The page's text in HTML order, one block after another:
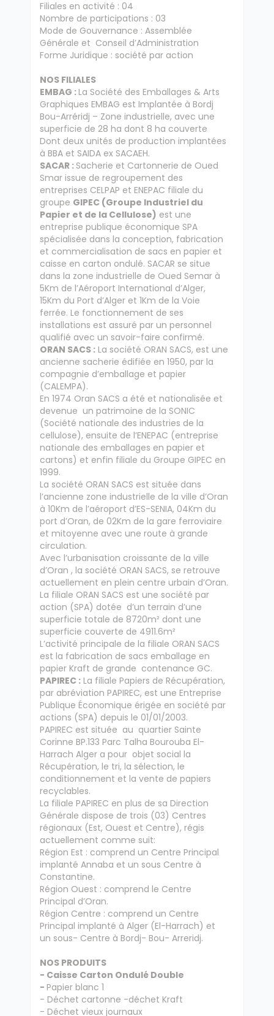
Filiales en activité : 04
Nombre de participations : 03
Mode de Gouvernance : Assemblée
Générale et Conseil d’Administration
Forme Juridique : société par action
NOS FILIALES
EMBAG : La Société des Emballages & Arts
Graphiques EMBAG est Implantée à Bordj
Bou-Arréridj – Zone industrielle, avec une
superficie de 28 ha dont 8 ha couverte
Dont deux unités de production implantées
à BBA et SAIDA ex SACAEH.
SACAR : Sacherie et Cartonnerie de Oued
Smar issue de regroupement des
entreprises CELPAP et ENEPAC filiale du
groupe GIPEC (Groupe Industriel du
Papier et de la Cellulose) est une
entreprise publique économique SPA
spécialisée dans la conception, fabrication
et commercialisation de sacs en papier et
caisse en carton ondulé. SACAR se situe
dans la zone industrielle de Oued Semar à
5Km de l’Aéroport International d’Alger,
15Km du Port d’Alger et 1Km de la Voie
ferrée. Le fonctionnement de ses
installations est assuré par un personnel
qualifié avec un savoir-faire confirmé.
ORAN SACS : La société ORAN SACS, est une
ancienne sacherie édifiée en 1950, par la
compagnie d’emballage et papier
(CALEMPA).
En 1974 Oran SACS a été et nationalisée et
devenue un patrimoine de la SONIC
(Société nationale des industries de la
cellulose), ensuite de l’ENEPAC (entreprise
nationale des emballages en papier et
cartons) et enfin filiale du Groupe GIPEC en
1999.
La société ORAN SACS est située dans
l’ancienne zone industrielle de la ville d’Oran
à 10Km de l’aéroport d’ES-SENIA, 04Km du
port d’Oran, de 02Km de la gare ferroviaire
et mitoyenne avec une route à grande
circulation.
Avec l’urbanisation croissante de la ville
d’Oran , la société ORAN SACS, se retrouve
actuellement en plein centre urbain d’Oran.
La filiale ORAN SACS est une société par
action (SPA) dotée d’un terrain d’une
superficie totale de 8720m² dont une
superficie couverte de 4911.6m²
L’activité principale de la filiale ORAN SACS
est la fabrication de sacs emballage en
papier Kraft de grande contenance GC.
PAPIREC : La filiale Papiers de Récupération,
par abréviation PAPIREC, est une Entreprise
Publique Économique érigée en société par
actions (SPA) depuis le 01/01/2003.
PAPIREC est située au quartier Sainte
Corinne BP.133 Parc Talha Bourouba El-
Harrach Alger a pour objet social la
Récupération, le tri, la sélection, le
conditionnement et la vente de papiers
recyclables.
La filiale PAPIREC en plus de sa Direction
Générale dispose de trois (03) Centres
régionaux (Est, Ouest et Centre), régis
actuellement comme suit:
Région Est : comprend un Centre Principal
implanté Annaba et un sous Centre à
Constantine.
Région Ouest : comprend le Centre
Principal d’Oran.
Région Centre : comprend un Centre
Principal implanté à Alger (El-Harrach) et
un sous- Centre à Bordj- Bou- Arreridj.
NOS PRODUITS
- Caisse Carton Ondulé Double
- Papier blanc 1
- Déchet cartonne -déchet Kraft
- Déchet vieux journaux